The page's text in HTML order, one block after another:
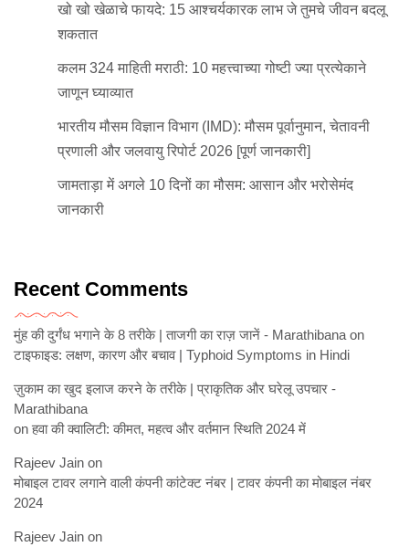
खो खो खेळाचे फायदे: 15 आश्चर्यकारक लाभ जे तुमचे जीवन बदलू
शकतात
कलम 324 माहिती मराठी: 10 महत्त्वाच्या गोष्टी ज्या प्रत्येकाने
जाणून घ्याव्यात
भारतीय मौसम विज्ञान विभाग (IMD): मौसम पूर्वानुमान, चेतावनी
प्रणाली और जलवायु रिपोर्ट 2026 [पूर्ण जानकारी]
जामताड़ा में अगले 10 दिनों का मौसम: आसान और भरोसेमंद
जानकारी
Recent Comments
मुंह की दुर्गंध भगाने के 8 तरीके | ताजगी का राज़ जानें - Marathibana on
टाइफाइड: लक्षण, कारण और बचाव | Typhoid Symptoms in Hindi
ज़ुकाम का खुद इलाज करने के तरीके | प्राकृतिक और घरेलू उपचार -
Marathibana
onहवा की क्वालिटी: कीमत, महत्व और वर्तमान स्थिति 2024 में
Rajeev Jain on
मोबाइल टावर लगाने वाली कंपनी कांटेक्ट नंबर | टावर कंपनी का मोबाइल नंबर
2024
Rajeev Jain on